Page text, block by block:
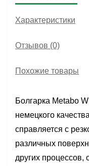
Характеристики
Отзывов (0)
Похожие товары
Болгарка Metabo
немецкого
справляется с
различных
других процессов,